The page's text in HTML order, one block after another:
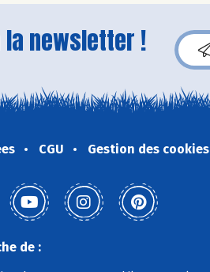
newsletter !
CGU Gestion des cookies
de :